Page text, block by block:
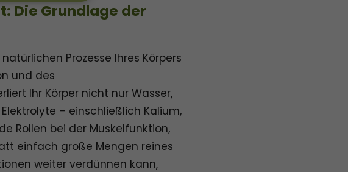
Die Grundlage der
Prozesse Ihres Körpers
und des
Ihr Körper nicht nur Wasser,
– einschließlich Kalium,
Rollen bei der Muskelfunktion,
einfach große Mengen reines
weiter verdünnen kann,